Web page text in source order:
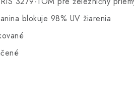
blokuje 98% UV žiarenia